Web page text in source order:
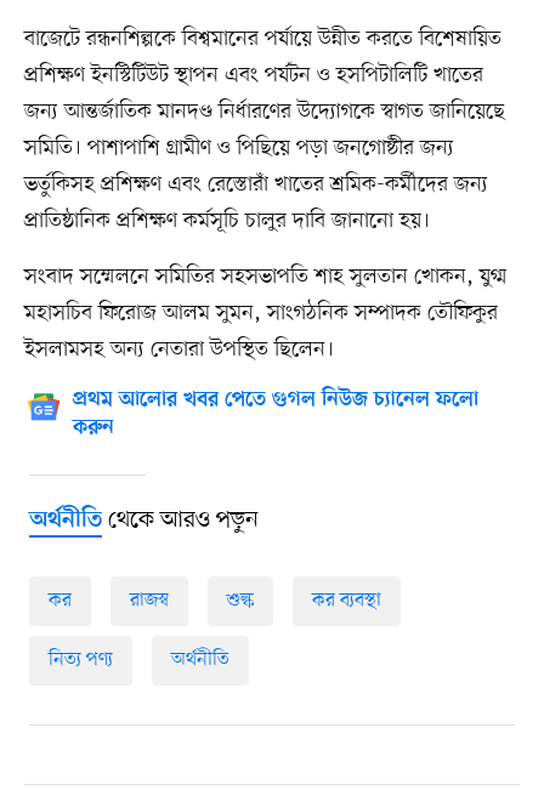
বাজেটে রন্ধনশিল্পকে বিশ্বমানের পর্যায়ে উন্নীত করতে বিশেষায়িত
প্রশিক্ষণ ইনস্টিটিউট স্থাপন এবং পর্যটন ও হসপিটালিটি খাতের
জন্য আন্তর্জাতিক মানদণ্ড নির্ধারণের উদ্যোগকে স্বাগত জানিয়েছে
সমিতি। পাশাপাশি গ্রামীণ ও পিছিয়ে পড়া জনগোষ্ঠীর জন্য
ভর্তুকিসহ প্রশিক্ষণ এবং রেস্তোরাঁ খাতের শ্রমিক-কর্মীদের জন্য
প্রাতিষ্ঠানিক প্রশিক্ষণ কর্মসূচি চালুর দাবি জানানো হয়।
সংবাদ সম্মেলনে সমিতির সহসভাপতি শাহ সুলতান খোকন, যুগ্ম
মহাসচিব ফিরোজ আলম সুমন, সাংগঠনিক সম্পাদক তৌফিকুর
ইসলামসহ অন্য নেতারা উপস্থিত ছিলেন।
প্রথম আলোর খবর পেতে গুগল নিউজ চ্যানেল ফলো
করুন
অর্থনীতিথেকে আরও পড়ুন
কর রাজস্ব শুল্ক কর ব্যবস্থা
নিত্য পণ্য অর্থনীতি